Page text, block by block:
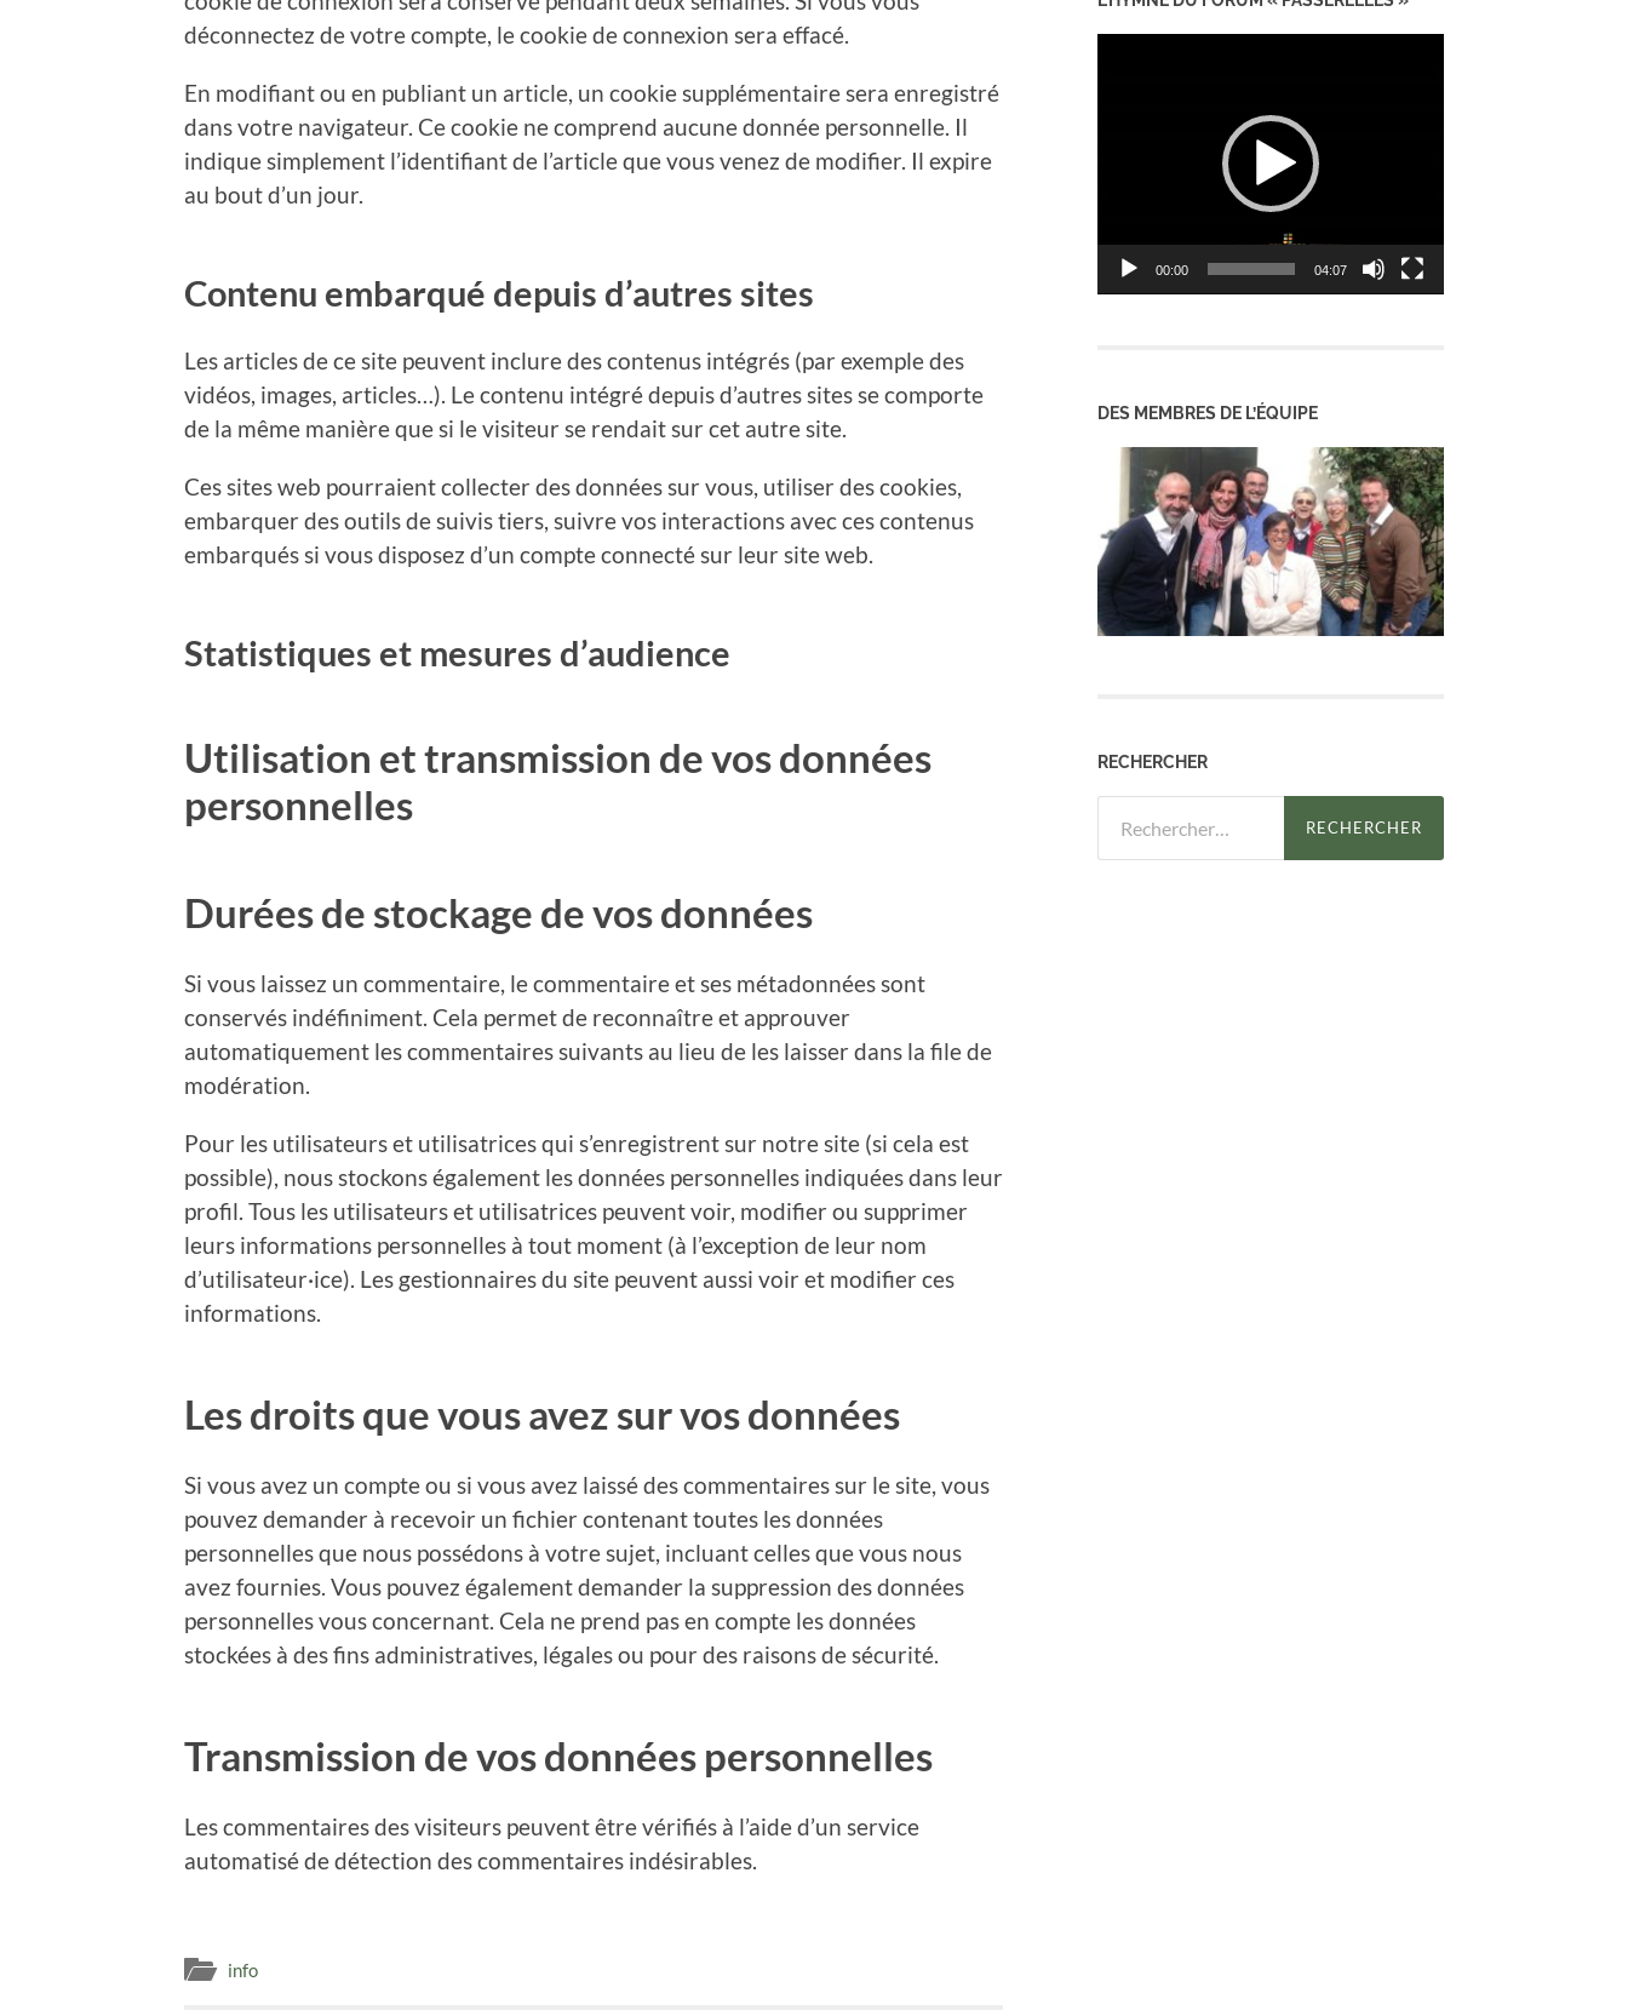
déconnectez de votre compte, le cookie de connexion sera effacé.
En modifiant ou en publiant un article, un cookie supplémentaire sera enregistré
dans votre navigateur. Ce cookie ne comprend aucune donnée personnelle. Il
indique simplement l’identifiant de l’article que vous venez de modifier. Il expire
au bout d’un jour.
Contenu embarqué depuis d’autres sites
Les articles de ce site peuvent inclure des contenus intégrés (par exemple des
vidéos, images, articles…). Le contenu intégré depuis d’autres sites se comporte
de la même manière que si le visiteur se rendait sur cet autre site.
Ces sites web pourraient collecter des données sur vous, utiliser des cookies,
embarquer des outils de suivis tiers, suivre vos interactions avec ces contenus
embarqués si vous disposez d’un compte connecté sur leur site web.
Statistiques et mesures d’audience
Utilisation et transmission de vos données
personnelles
Durées de stockage de vos données
Si vous laissez un commentaire, le commentaire et ses métadonnées sont
conservés indéfiniment. Cela permet de reconnaître et approuver
automatiquement les commentaires suivants au lieu de les laisser dans la file de
modération.
Pour les utilisateurs et utilisatrices qui s’enregistrent sur notre site (si cela est
possible), nous stockons également les données personnelles indiquées dans leur
profil. Tous les utilisateurs et utilisatrices peuvent voir, modifier ou supprimer
leurs informations personnelles à tout moment (à l’exception de leur nom
d’utilisateur·ice). Les gestionnaires du site peuvent aussi voir et modifier ces
informations.
Les droits que vous avez sur vos données
Si vous avez un compte ou si vous avez laissé des commentaires sur le site, vous
pouvez demander à recevoir un fichier contenant toutes les données
personnelles que nous possédons à votre sujet, incluant celles que vous nous
avez fournies. Vous pouvez également demander la suppression des données
personnelles vous concernant. Cela ne prend pas en compte les données
stockées à des fins administratives, légales ou pour des raisons de sécurité.
Transmission de vos données personnelles
Les commentaires des visiteurs peuvent être vérifiés à l’aide d’un service
automatisé de détection des commentaires indésirables.
info
00:00 04:07
DES MEMBRES DE L’ÉQUIPE
RECHERCHER